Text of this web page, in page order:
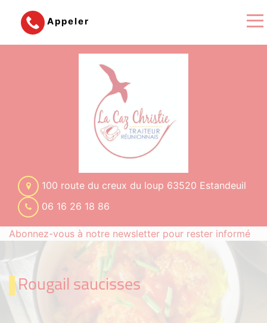
Appeler
100 route du creux du loup 63520 Estandeuil
06 16 26 18 86
Abonnez-vous à notre newsletter pour rester informé
Rougail saucisses